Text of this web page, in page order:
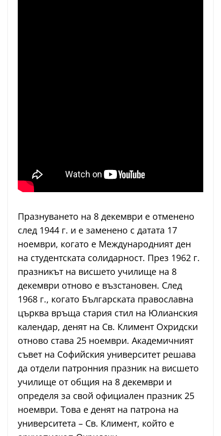
Празнуването на 8 декември е отменено
след 1944 г. и е заменено с датата 17
ноември, когато е Международният ден
на студентската солидарност. През 1962 г.
празникът на висшето училище на 8
декември отново е възстановен. След
1968 г., когато Българската православна
църква връща стария стил на Юлианския
календар, денят на Св. Климент Охридски
отново става 25 ноември. Академичният
съвет на Софийския университет решава
да отдели патронния празник на висшето
училище от общия на 8 декември и
определя за свой официален празник 25
ноември. Това е денят на патрона на
университета – Св. Климент, който е